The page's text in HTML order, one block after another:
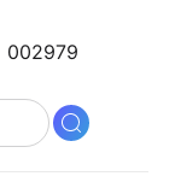
002979